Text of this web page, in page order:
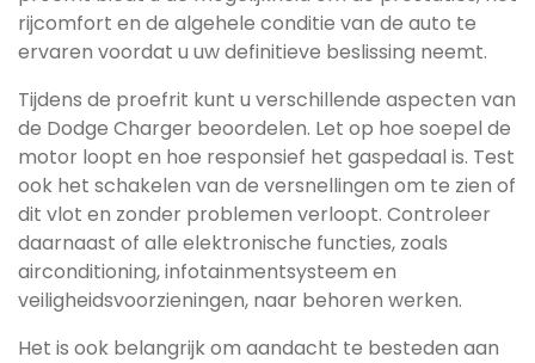
rijcomfort en de algehele conditie van de auto te
ervaren voordat u uw definitieve beslissing neemt.
Tijdens de proefrit kunt u verschillende aspecten van
de Dodge Charger beoordelen. Let op hoe soepel de
motor loopt en hoe responsief het gaspedaal is. Test
ook het schakelen van de versnellingen om te zien of
dit vlot en zonder problemen verloopt. Controleer
daarnaast of alle elektronische functies, zoals
airconditioning, infotainmentsysteem en
veiligheidsvoorzieningen, naar behoren werken.
Het is ook belangrijk om aandacht te besteden aan